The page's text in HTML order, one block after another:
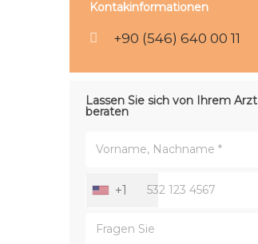
Kontakinformationen
+90 (546) 640 00 11
Lassen Sie sich von Ihrem Arzt
beraten
+1